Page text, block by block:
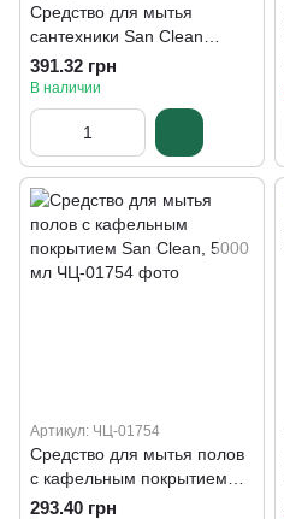
Средство для мытья
сантехники San Clean
Сантик, 5000 мл
391.32 грн
В наличии
Артикул: ЧЦ-01754
Средство для мытья полов
с кафельным покрытием
San Clean, 5000 мл
293.40 грн